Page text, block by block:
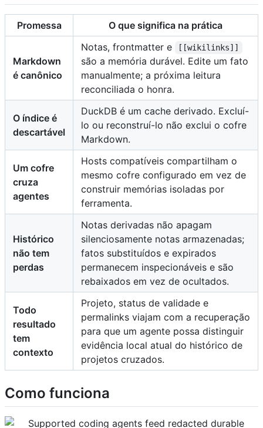
Promessa O que significa na prática
Markdown
é canônico
Notas, frontmatter e [[wikilinks]]
são a memória durável. Edite um fato
manualmente; a próxima leitura
reconciliada o honra.
O índice é
descartável
DuckDB é um cache derivado. Excluí-
lo ou reconstruí-lo não exclui o cofre
Markdown.
Um cofre
cruza
agentes
Hosts compatíveis compartilham o
mesmo cofre configurado em vez de
construir memórias isoladas por
ferramenta.
Histórico
não tem
perdas
Notas derivadas não apagam
silenciosamente notas armazenadas;
fatos substituídos e expirados
permanecem inspecionáveis e são
rebaixados em vez de ocultados.
Todo
resultado
tem
contexto
Projeto, status de validade e
permalinks viajam com a recuperação
para que um agente possa distinguir
evidência local atual do histórico de
projetos cruzados.
Como funciona